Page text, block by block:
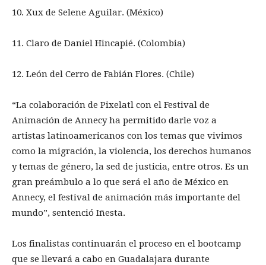
10. Xux de Selene Aguilar. (México)
11. Claro de Daniel Hincapié. (Colombia)
12. León del Cerro de Fabián Flores. (Chile)
“La colaboración de Pixelatl con el Festival de
Animación de Annecy ha permitido darle voz a
artistas latinoamericanos con los temas que vivimos
como la migración, la violencia, los derechos humanos
y temas de género, la sed de justicia, entre otros. Es un
gran preámbulo a lo que será el año de México en
Annecy, el festival de animación más importante del
mundo”, sentenció Iñesta.
Los finalistas continuarán el proceso en el bootcamp
que se llevará a cabo en Guadalajara durante